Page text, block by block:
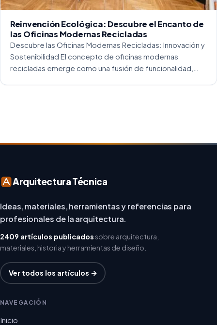
Reinvención Ecológica: Descubre el Encanto de
las Oficinas Modernas Recicladas
Descubre las Oficinas Modernas Recicladas: Innovación y
Sostenibilidad El concepto de oficinas modernas
recicladas emerge como una fusión de funcionalidad,
Arquitectura Técnica
Ideas, materiales, herramientas y referencias para
profesionales de la arquitectura.
2409 artículos publicadossobre arquitectura,
materiales, historia y herramientas de diseño.
Ver todos los artículos →
NAVEGACIÓN
Inicio